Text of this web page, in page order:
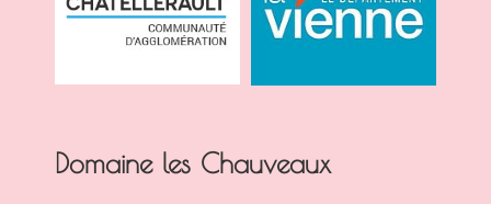
Domaine les Chauveaux